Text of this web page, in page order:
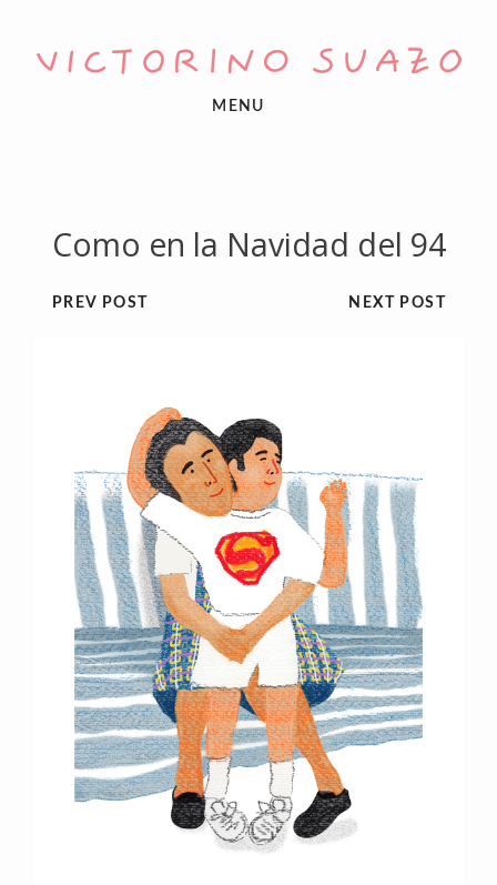
MENU
Como en la Navidad del 94
NEXT POST
PREV POST